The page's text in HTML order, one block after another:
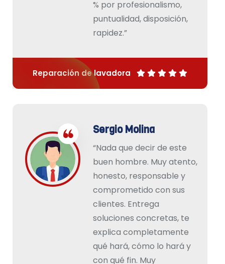
% por profesionalismo,
puntualidad, disposición,
rapidez.”
Reparación de lavadora
Sergio Molina
“Nada que decir de este
buen hombre. Muy atento,
honesto, responsable y
comprometido con sus
clientes. Entrega
soluciones concretas, te
explica completamente
qué hará, cómo lo hará y
con qué fin. Muy